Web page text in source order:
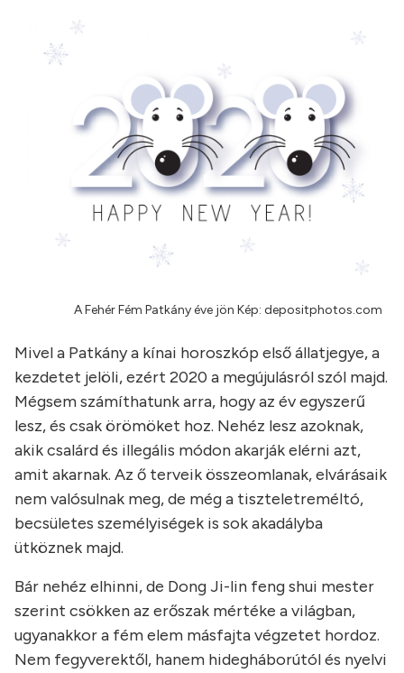
A Fehér Fém Patkány éve jön Kép: depositphotos.com
Mivel a Patkány a kínai horoszkóp első állatjegye, a
kezdetet jelöli, ezért 2020 a megújulásról szól majd.
Mégsem számíthatunk arra, hogy az év egyszerű
lesz, és csak örömöket hoz. Nehéz lesz azoknak,
akik csalárd és illegális módon akarják elérni azt,
amit akarnak. Az ő terveik összeomlanak, elvárásaik
nem valósulnak meg, de még a tiszteletreméltó,
becsületes személyiségek is sok akadályba
ütköznek majd.
Bár nehéz elhinni, de Dong Ji-lin feng shui mester
szerint csökken az erőszak mértéke a világban,
ugyanakkor a fém elem másfajta végzetet hordoz.
Nem fegyverektől, hanem hidegháborútól és nyelvi